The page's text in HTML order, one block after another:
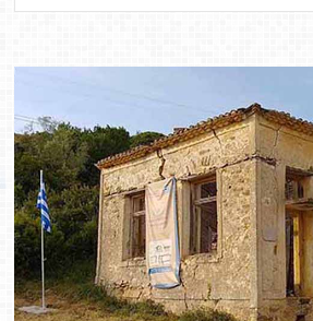
Πέτρινο
Νικήτης
Χαλκιδικής